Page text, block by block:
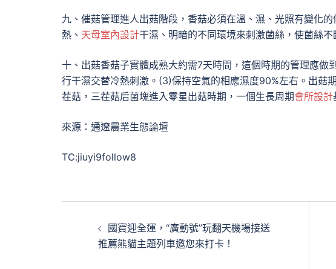
九、催菇管理進人出菇階段，香菇必須在溫、濕、光照有變化
熱、 天母室內設計干濕、明暗的不同環境來刺激菌絲，使菌絲不
十、出菇香菇子實體成熟大約需7天時間，這個時期的管理應做
行干濕交替冷熱刺激。(3)保持空氣的相應濕度90%左右。出菇
茬菇，三茬菇后菌塊進入零星出菇時期，一個生長周期會所設計
來源：通遼農業生態論壇
TC:jiuyi9follow8
國寶迎全運，“廣動號”玩翻天機場接送
推薦熊貓主題列車邀您來打卡！